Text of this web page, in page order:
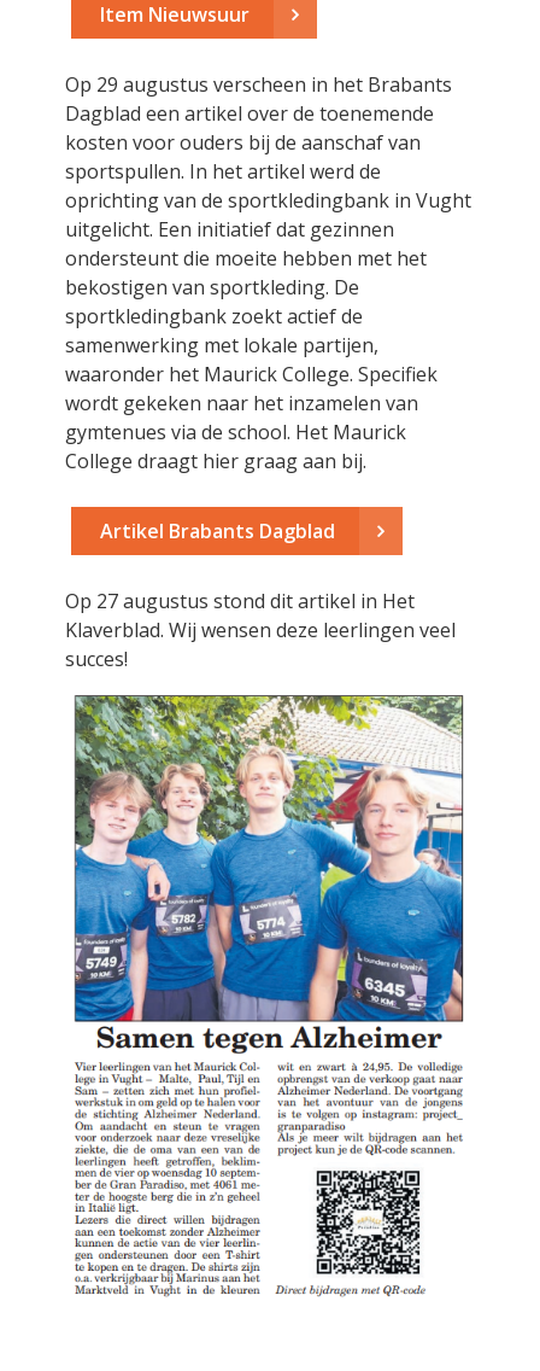
Item Nieuwsuur
Op 29 augustus verscheen in het Brabants
Dagblad een artikel over de toenemende
kosten voor ouders bij de aanschaf van
sportspullen. In het artikel werd de
oprichting van de sportkledingbank in Vught
uitgelicht. Een initiatief dat gezinnen
ondersteunt die moeite hebben met het
bekostigen van sportkleding. De
sportkledingbank zoekt actief de
samenwerking met lokale partijen,
waaronder het Maurick College. Specifiek
wordt gekeken naar het inzamelen van
gymtenues via de school. Het Maurick
College draagt hier graag aan bij.
Artikel Brabants Dagblad
Op 27 augustus stond dit artikel in Het
Klaverblad. Wij wensen deze leerlingen veel
succes!